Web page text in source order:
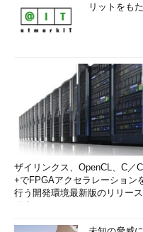
リットをも
ザイリンクス、OpenCL、C／
+でFPGAアクセラレーション
行う開発環境最新版のリリー